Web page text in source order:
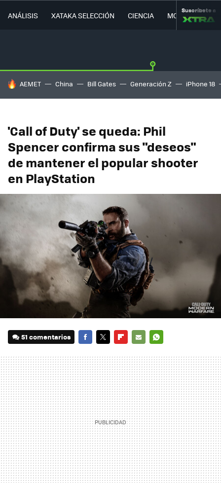
ANÁLISIS XATAKA SELECCIÓN CIENCIA MOVILIDAD
Suscríbete a
HOY SE HABLA DE
AEMET China Bill Gates Generación Z iPhone 18
'Call of Duty' se queda: Phil
Spencer confirma sus "deseos"
de mantener el popular shooter
en PlayStation
51 comentarios
MAIL